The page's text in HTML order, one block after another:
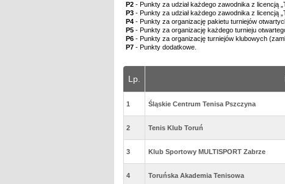
P2 - Punkty za udział każdego zawodnika z licencją
P3 - Punkty za udział każdego zawodnika z licencją
P4 - Punkty za organizację pakietu turniejów
P5 - Punkty za organizację każdego turnieju
P6 - Punkty za organizację turniejów klubowych
P7 - Punkty dodatkowe.
Lp.
1 Śląskie Centrum Tenisa Pszczyna
2 Tenis Klub Toruń
3 Klub Sportowy MULTISPORT Zabrze
4 Toruńska Akademia Tenisowa